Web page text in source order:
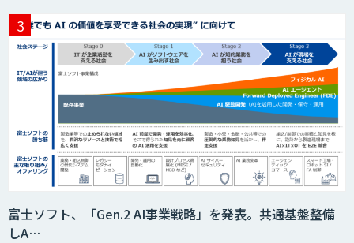
富士ソフト、「Gen.2 AI事業戦略」を発表。共通基盤整備
しA…